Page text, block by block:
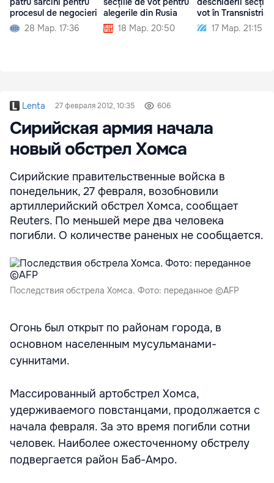
procesul de negocieri
28 Мар. 17:36
alegerile din Rusia
18 Мар. 20:50
vot în Transnistria
17 Мар. 21:15
Lenta 27 февраля 2012, 10:35 606
Сирийская армия начала
новый обстрел Хомса
Сирийские правительственные войска в
понедельник, 27 февраля, возобновили
артиллерийский обстрел Хомса, сообщает
Reuters. По меньшей мере два человека
погибли. О количестве раненых не сообщается.
Последствия обстрела Хомса. Фото: переданное ©AFP
Огонь был открыт по районам города, в
основном населенным мусульманами-
суннитами.
Массированный артобстрел Хомса,
удерживаемого повстанцами, продолжается с
начала февраля. За это время погибли сотни
человек. Наиболее ожесточенному обстрелу
подвергается район Баб-Амро.